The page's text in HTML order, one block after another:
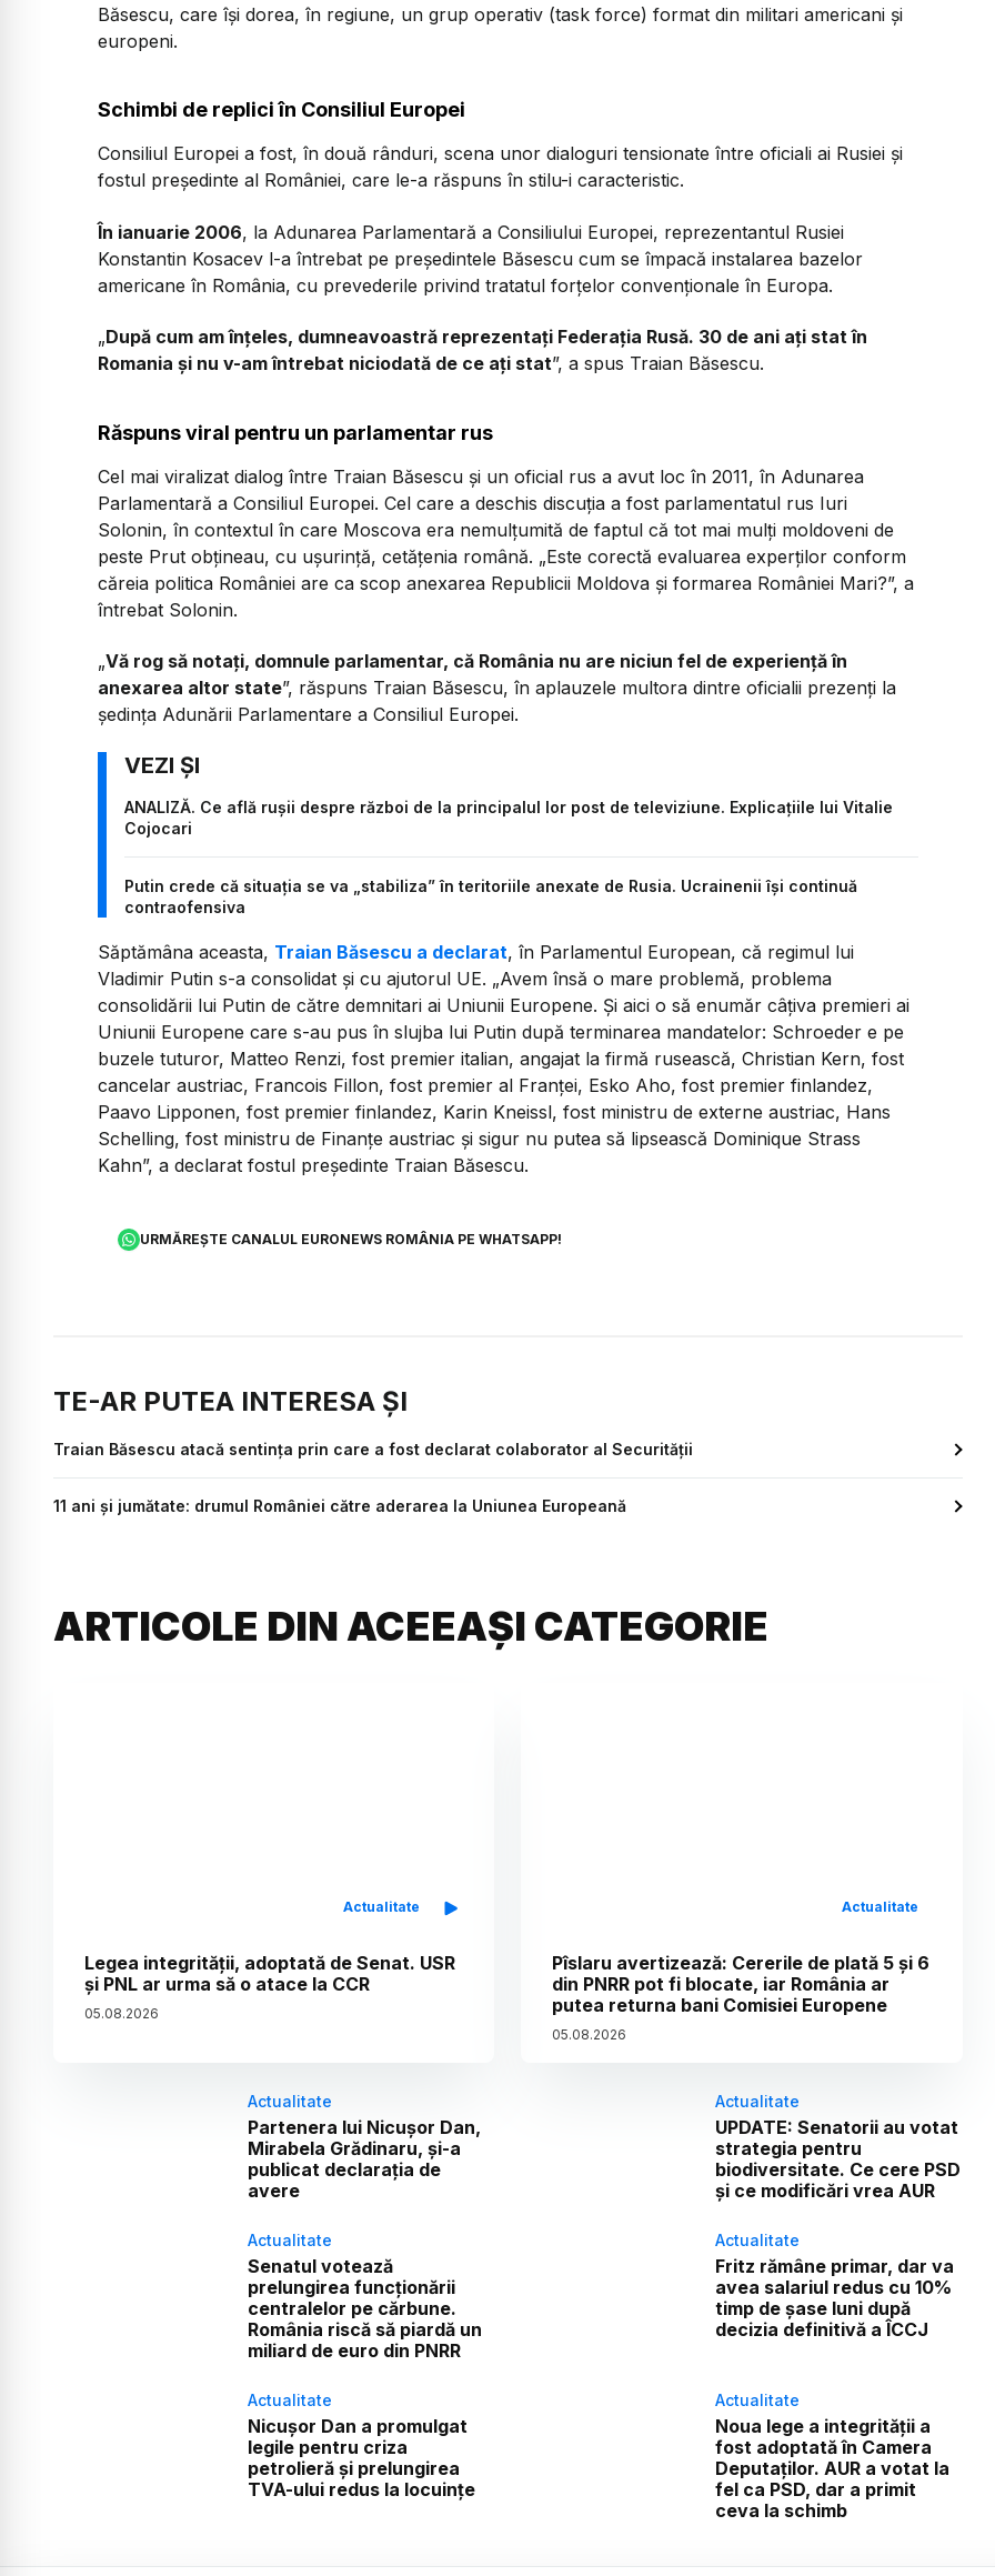
Băsescu, care își dorea, în regiune, un grup operativ (task force) format din militari americani și
europeni.
Schimbi de replici în Consiliul Europei
Consiliul Europei a fost, în două rânduri, scena unor dialoguri tensionate între oficiali ai Rusiei și
fostul președinte al României, care le-a răspuns în stilu-i caracteristic.
În ianuarie 2006, la Adunarea Parlamentară a Consiliului Europei, reprezentantul Rusiei
Konstantin Kosacev l-a întrebat pe preşedintele Băsescu cum se împacă instalarea bazelor
americane în România, cu prevederile privind tratatul forţelor convenţionale în Europa.
„După cum am înţeles, dumneavoastră reprezentaţi Federaţia Rusă. 30 de ani aţi stat în
Romania şi nu v-am întrebat niciodată de ce aţi stat”, a spus Traian Băsescu.
Răspuns viral pentru un parlamentar rus
Cel mai viralizat dialog între Traian Băsescu și un oficial rus a avut loc în 2011, în Adunarea
Parlamentară a Consiliul Europei. Cel care a deschis discuția a fost parlamentatul rus Iuri
Solonin, în contextul în care Moscova era nemulțumită de faptul că tot mai mulți moldoveni de
peste Prut obțineau, cu ușurință, cetățenia română. „Este corectă evaluarea experților conform
căreia politica României are ca scop anexarea Republicii Moldova și formarea României Mari?”, a
întrebat Solonin.
„Vă rog să notați, domnule parlamentar, că România nu are niciun fel de experiență în
anexarea altor state”, răspuns Traian Băsescu, în aplauzele multora dintre oficialii prezenți la
ședința Adunării Parlamentare a Consiliul Europei.
ANALIZĂ. Ce află rușii despre război de la principalul lor post de televiziune. Explicațiile lui Vitalie
Cojocari
Putin crede că situaţia se va „stabiliza” în teritoriile anexate de Rusia. Ucrainenii își continuă
contraofensiva
Săptămâna aceasta, Traian Băsescu a declarat, în Parlamentul European, că regimul lui
Vladimir Putin s-a consolidat și cu ajutorul UE. „Avem însă o mare problemă, problema
consolidării lui Putin de către demnitari ai Uniunii Europene. Și aici o să enumăr câțiva premieri ai
Uniunii Europene care s-au pus în slujba lui Putin după terminarea mandatelor: Schroeder e pe
buzele tuturor, Matteo Renzi, fost premier italian, angajat la firmă rusească, Christian Kern, fost
cancelar austriac, Francois Fillon, fost premier al Franței, Esko Aho, fost premier finlandez,
Paavo Lipponen, fost premier finlandez, Karin Kneissl, fost ministru de externe austriac, Hans
Schelling, fost ministru de Finanțe austriac și sigur nu putea să lipsească Dominique Strass
Kahn”, a declarat fostul președinte Traian Băsescu.
URMĂREȘTE CANALUL EURONEWS ROMÂNIA PE WHATSAPP!
TE-AR PUTEA INTERESA ȘI
Traian Băsescu atacă sentința prin care a fost declarat colaborator al Securității
11 ani și jumătate: drumul României către aderarea la Uniunea Europeană
ARTICOLE DIN ACEEAȘI CATEGORIE
Actualitate
Legea integrității, adoptată de Senat. USR
și PNL ar urma să o atace la CCR
05.08.2026
Actualitate
Pîslaru avertizează: Cererile de plată 5 și 6
din PNRR pot fi blocate, iar România ar
putea returna bani Comisiei Europene
05.08.2026
Actualitate
Partenera lui Nicușor Dan,
Mirabela Grădinaru, și-a
publicat declarația de
avere
Actualitate
UPDATE: Senatorii au votat
strategia pentru
biodiversitate. Ce cere PSD
și ce modificări vrea AUR
Actualitate
Senatul votează
prelungirea funcționării
centralelor pe cărbune.
România riscă să piardă un
miliard de euro din PNRR
Actualitate
Fritz rămâne primar, dar va
avea salariul redus cu 10%
timp de șase luni după
decizia definitivă a ÎCCJ
Actualitate
Nicușor Dan a promulgat
legile pentru criza
petrolieră și prelungirea
TVA-ului redus la locuințe
Actualitate
Noua lege a integrității a
fost adoptată în Camera
Deputaților. AUR a votat la
fel ca PSD, dar a primit
ceva la schimb